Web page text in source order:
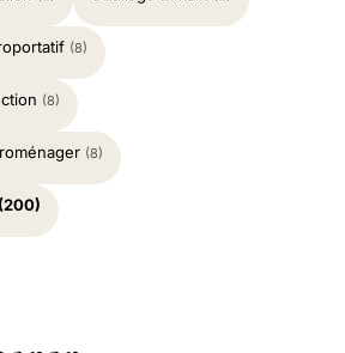
(8)
(8)
(8)